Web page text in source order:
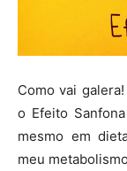
Como vai
o Efeito
mesmo em
meu